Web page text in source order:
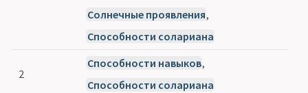
Солнечные проявления,
Способности солариана
2
Способности навыков,
Способности солариана